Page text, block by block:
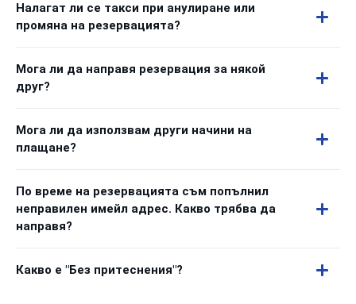
Налагат ли се такси при анулиране или
промяна на резервацията?
Мога ли да направя резервация за някой
друг?
Мога ли да използвам други начини на
плащане?
По време на резервацията съм попълнил
неправилен имейл адрес. Какво трябва да
направя?
Какво е "Без притеснения"?